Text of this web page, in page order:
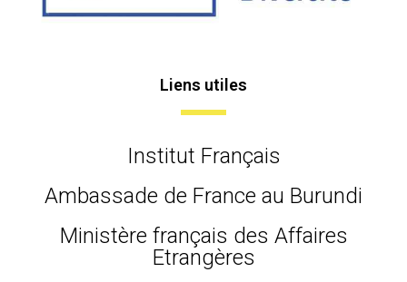
Liens utiles
Institut Français
Ambassade de France au Burundi
Ministère français des Affaires
Etrangères